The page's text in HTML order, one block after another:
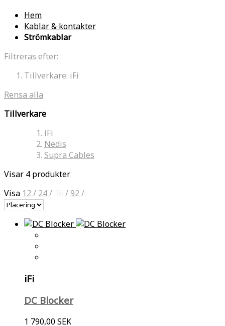
Hem
Kablar & kontakter
Strömkablar
Filtreras efter:
Tillverkare: iFi
Rensa alla
Tillverkare
iFi
Nedis
Supra Cables
Visar 4 produkter
Visa 12/ 24/ /92/
iFi
DC Blocker
1 790,00 SEK